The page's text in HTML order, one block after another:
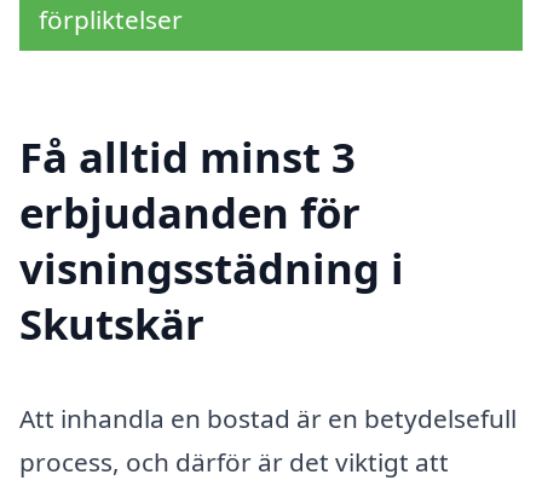
förpliktelser
Få alltid minst 3
erbjudanden för
visningsstädning i
Skutskär
Att inhandla en bostad är en betydelsefull
process, och därför är det viktigt att